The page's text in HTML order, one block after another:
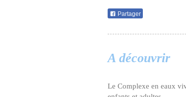
Partager
A découvrir
Le Complexe en eaux